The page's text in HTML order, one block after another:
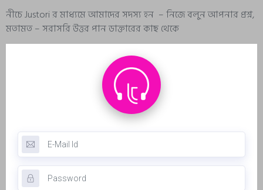
নীচে Justori র মাধ্যমে আমাদের সদস্য হন – নিজে বলুন আপনার প্রশ্ন,
মতামত – সরাসরি উত্তর পান ডাক্তারের কাছ থেকে